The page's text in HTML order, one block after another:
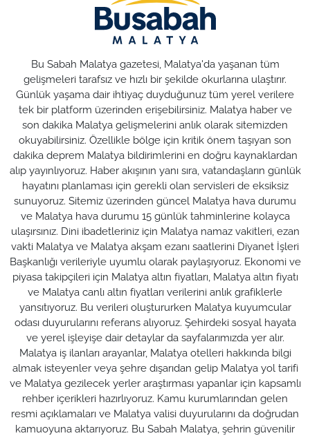
Bu Sabah Malatya gazetesi, Malatya'da yaşanan tüm
gelişmeleri tarafsız ve hızlı bir şekilde okurlarına ulaştırır.
Günlük yaşama dair ihtiyaç duyduğunuz tüm yerel verilere
tek bir platform üzerinden erişebilirsiniz. Malatya haber ve
son dakika Malatya gelişmelerini anlık olarak sitemizden
okuyabilirsiniz. Özellikle bölge için kritik önem taşıyan son
dakika deprem Malatya bildirimlerini en doğru kaynaklardan
alıp yayınlıyoruz. Haber akışının yanı sıra, vatandaşların günlük
hayatını planlaması için gerekli olan servisleri de eksiksiz
sunuyoruz. Sitemiz üzerinden güncel Malatya hava durumu
ve Malatya hava durumu 15 günlük tahminlerine kolayca
ulaşırsınız. Dini ibadetleriniz için Malatya namaz vakitleri, ezan
vakti Malatya ve Malatya akşam ezanı saatlerini Diyanet İşleri
Başkanlığı verileriyle uyumlu olarak paylaşıyoruz. Ekonomi ve
piyasa takipçileri için Malatya altın fiyatları, Malatya altın fiyatı
ve Malatya canlı altın fiyatları verilerini anlık grafiklerle
yansıtıyoruz. Bu verileri oluştururken Malatya kuyumcular
odası duyurularını referans alıyoruz. Şehirdeki sosyal hayata
ve yerel işleyişe dair detaylar da sayfalarımızda yer alır.
Malatya iş ilanları arayanlar, Malatya otelleri hakkında bilgi
almak isteyenler veya şehre dışarıdan gelip Malatya yol tarifi
ve Malatya gezilecek yerler araştırması yapanlar için kapsamlı
rehber içerikleri hazırlıyoruz. Kamu kurumlarından gelen
resmi açıklamaları ve Malatya valisi duyurularını da doğrudan
kamuoyuna aktarıyoruz. Bu Sabah Malatya, şehrin güvenilir